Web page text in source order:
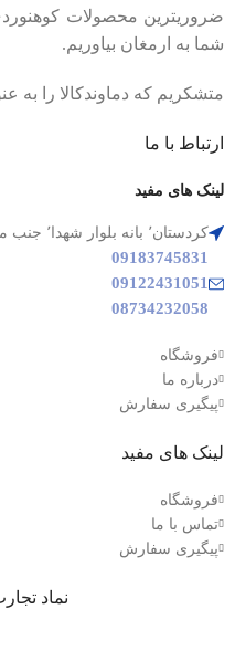
ضروریترین محصولات
شما به ارمغان بیاوریم.
متشکریم که دماوندکالا را به
ارتباط با ما
لینک های مفید
کردستان٬ بانه بلوار شهدا٬ جنب مجتمع تجاری ابراهیمی
09183745831
09122431051
08734232058
فروشگاه
درباره ما
پیگیری سفارش
لینک های مفید
فروشگاه
تماس با ما
پیگیری سفارش
نماد